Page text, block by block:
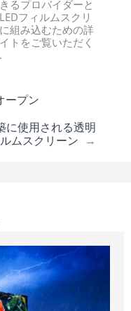
るプロバイダーと
フィルムスクリ
組み込むための詳
トをご覧いただく
ープン
に使用される透明
ムスクリーン →